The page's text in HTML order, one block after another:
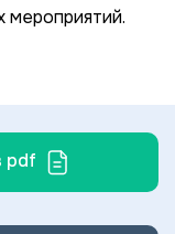
мероприятий.
pdf